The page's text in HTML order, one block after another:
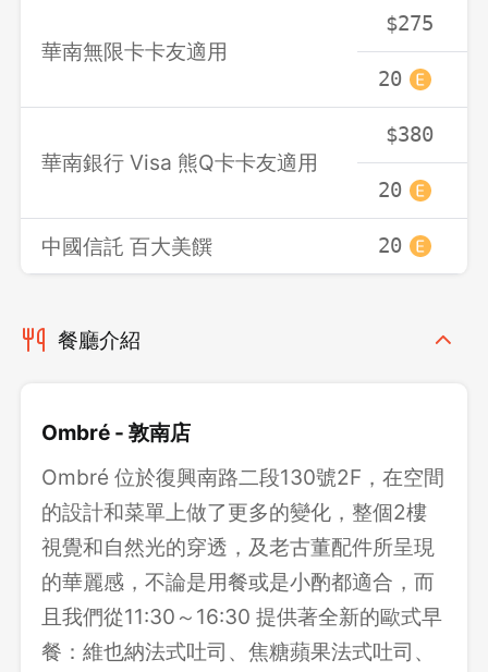
華南無限卡卡友適用
$275
20
華南銀行 Visa 熊Q卡卡友適用
$380
20
中國信託 百大美饌 20
餐廳介紹
Ombré - 敦南店
Ombré 位於復興南路二段130號2F，在空間
的設計和菜單上做了更多的變化，整個2樓
視覺和自然光的穿透，及老古董配件所呈現
的華麗感，不論是用餐或是小酌都適合，而
且我們從11:30～16:30 提供著全新的歐式早
餐：維也納法式吐司、焦糖蘋果法式吐司、